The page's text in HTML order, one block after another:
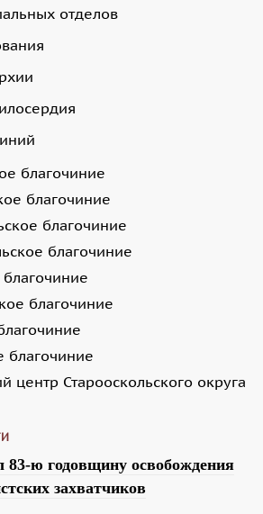
отделов
благочиние
благочиние
благочиние
благочиние
благочиние
благочиние
центр Старооскольского округа
83-ю годовщину освобождения
захватчиков